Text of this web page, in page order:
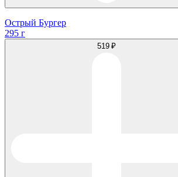
Острый Бургер
295 г
519 ₽